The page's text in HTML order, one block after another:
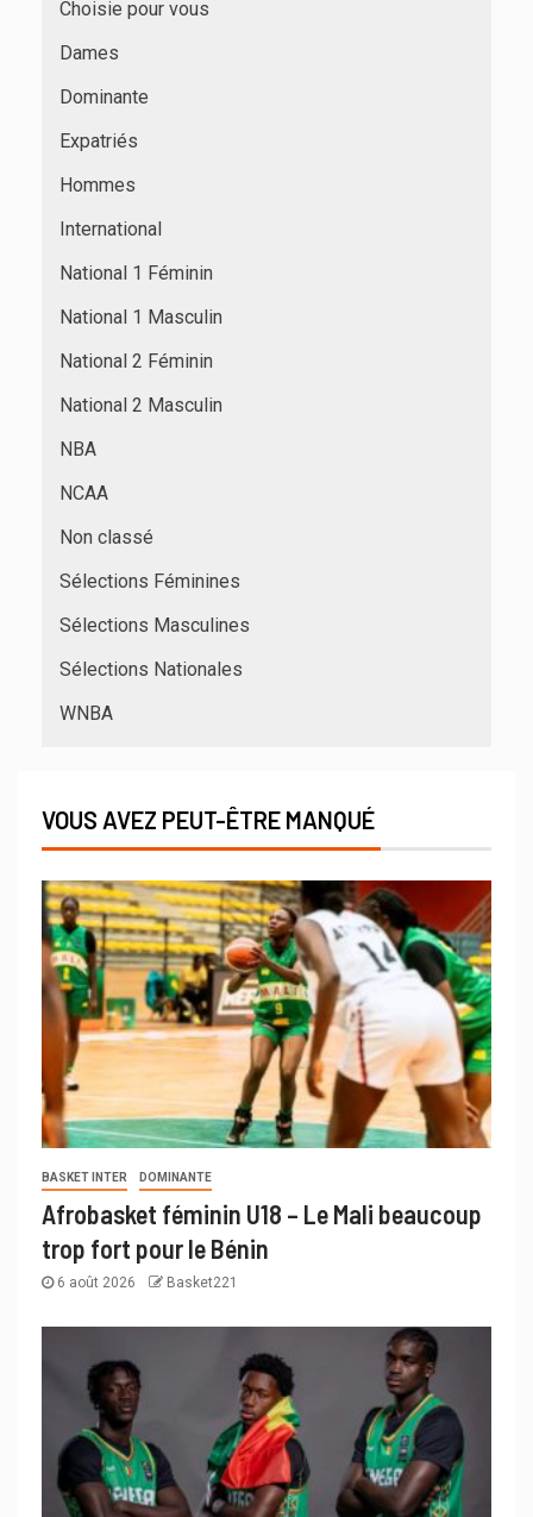
Choisie pour vous
Dames
Dominante
Expatriés
Hommes
International
National 1 Féminin
National 1 Masculin
National 2 Féminin
National 2 Masculin
NBA
NCAA
Non classé
Sélections Féminines
Sélections Masculines
Sélections Nationales
WNBA
VOUS AVEZ PEUT-ÊTRE MANQUÉ
BASKET INTER DOMINANTE
Afrobasket féminin U18 – Le Mali beaucoup
trop fort pour le Bénin
6 août 2026 Basket221